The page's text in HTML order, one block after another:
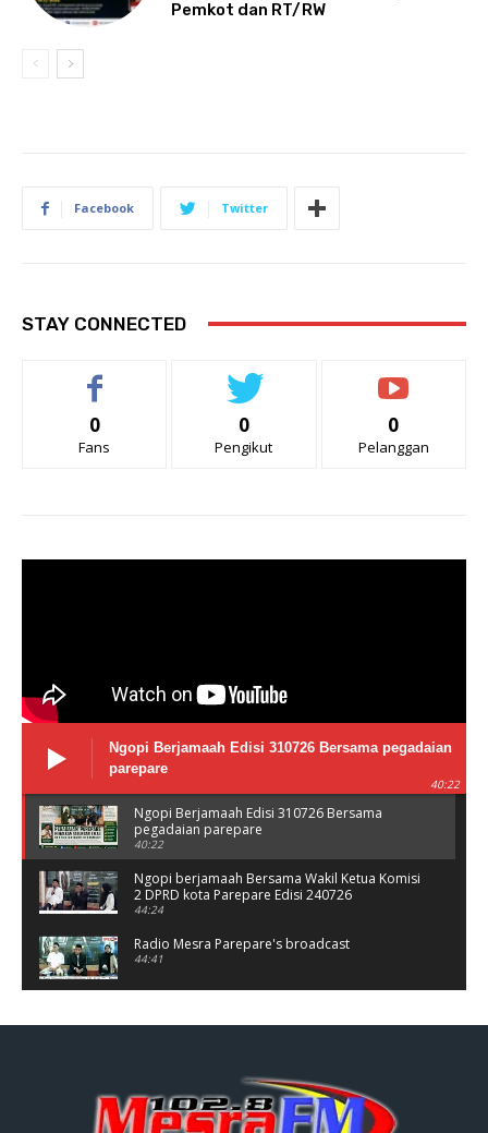
Pemkot dan RT/RW
Facebook Twitter
STAY CONNECTED
0
Fans
0
Pengikut
0
Pelanggan
Ngopi Berjamaah Edisi 310726 Bersama pegadaian
parepare
40:22
Ngopi Berjamaah Edisi 310726 Bersama
pegadaian parepare
40:22
Ngopi berjamaah Bersama Wakil Ketua Komisi
2 DPRD kota Parepare Edisi 240726
44:24
Radio Mesra Parepare's broadcast
44:41
44:25
Ngopi berjamaah bersama polres Parepare
Jumat 03/06/26
37:56